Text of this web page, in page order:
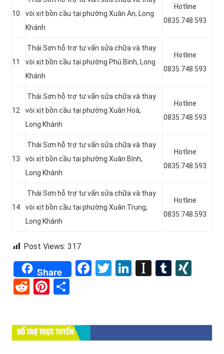
10
vòi xịt bồn cầu tại phường Xuân An, Long
Khánh
Hotline
0835.748.593
11
Thái Sơn hỗ trợ tư vấn sửa chữa và thay
vòi xịt bồn cầu tại phường Phú Bình, Long
Khánh
Hotline
0835.748.593
12
Thái Sơn hỗ trợ tư vấn sửa chữa và thay
vòi xịt bồn cầu tại phường Xuân Hoà,
Long Khánh
Hotline
0835.748.593
13
Thái Sơn hỗ trợ tư vấn sửa chữa và thay
vòi xịt bồn cầu tại phường Xuân Bình,
Long Khánh
Hotline
0835.748.593
14
Thái Sơn hỗ trợ tư vấn sửa chữa và thay
vòi xịt bồn cầu tại phường Xuân Trung,
Long Khánh
Hotline
0835.748.593
Post Views: 317
Share Facebook
Twitter
LinkedInTumblr
RedditPinterest
HỔ TRỢ TRỰC TUYẾN